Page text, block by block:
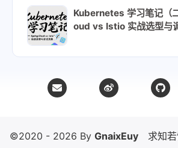
Kubernetes 学习笔记（
oud vs Istio 实战选型与
©2020 - 2026 By GnaixEuy 生活明